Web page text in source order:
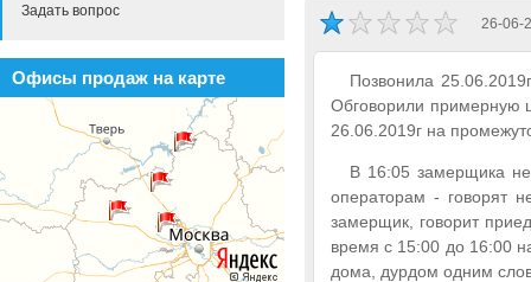
26-06-
Позвонила
Обговорили примерную
26.06.2019г на
В 16:05 замерщика
операторам - говорят
замерщик, говорит
время с 15:00 до 16:00
дома, дурдом одним
Задать вопрос
Офисы продаж на карте